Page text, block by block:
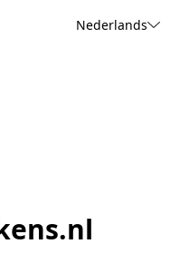
Nederlands